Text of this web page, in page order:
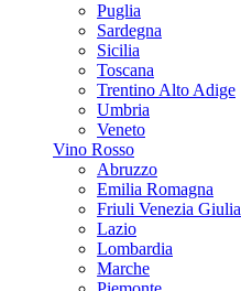
Puglia
Sardegna
Sicilia
Toscana
Trentino Alto Adige
Umbria
Veneto
Vino Rosso
Abruzzo
Emilia Romagna
Friuli Venezia Giulia
Lazio
Lombardia
Marche